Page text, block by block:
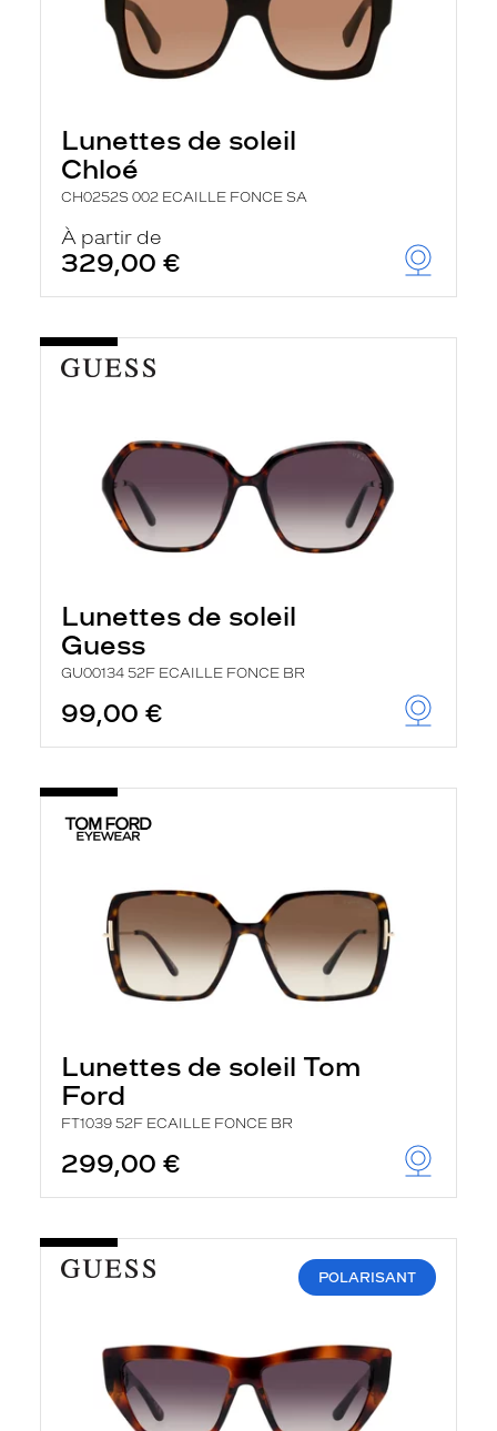
Lunettes de soleil
Chloé
CH0252S 002 ECAILLE FONCE SA
À partir de
329,00 €
Lunettes de soleil
Guess
GU00134 52F ECAILLE FONCE BR
99,00 €
Lunettes de soleil Tom
Ford
FT1039 52F ECAILLE FONCE BR
299,00 €
POLARISANT